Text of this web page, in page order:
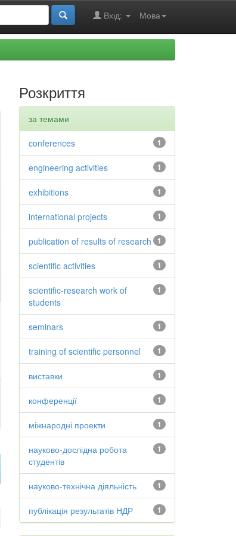
Мова
Вхід:
Розкриття
за темами
1
conferences
1
engineering activities
1
exhibitions
1
international projects
1
publication of results of research
1
scientific activities
1
scientific-research work of
students
1
seminars
1
training of scientific personnel
1
виставки
1
конференції
1
міжнародні проекти
1
науково-дослідна робота
студентів
1
науково-технічна діяльність
1
публікація результатів НДР